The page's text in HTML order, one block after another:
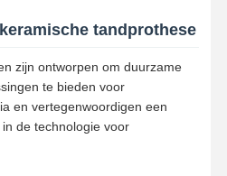
tandprothese
zijn ontworpen om duurzame
te bieden voor
en vertegenwoordigen een
de technologie voor